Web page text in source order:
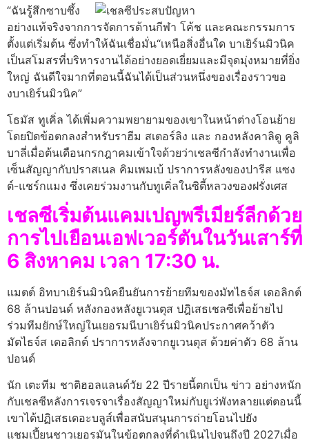
“ฉันรู้สึกซาบซึ้ง
อย่างแท้จริงจากการจัดการด้านกีฬา โค้ช และคณะกรรมการ
ตั้งแต่เริ่มต้น ซึ่งทำให้ฉันเชื่อมั่น“เหนือสิ่งอื่นใด บาเยิร์นมิวนิค
เป็นสโมสรที่บริหารงานได้อย่างยอดเยี่ยมและมีจุดมุ่งหมายที่ยิ่ง
ใหญ่ ฉันดีใจมากที่ตอนนี้ฉันได้เป็นส่วนหนึ่งของเรื่องราวขอ
งบาเยิร์นมิวนิค”
โธมัส ทูเคิ่ล ได้เพิ่มความพยายามของเขาในหน้าต่างโอนย้าย
โดยปิดข้อตกลงสำหรับราฮีม สเตอร์ลิง และ กองหลังคาลิดู คูลิ
บาลี่เมื่อต้นเดือนกรกฎาคมเข้าใจด้วยว่าเชลซีกำลังทำงานเพื่อ
เซ็นสัญญากับปราสเนล คิมเพมเบ้ ปราการหลังของปารีส แซง
ต์-แชร์กแมง ซึ่งเคยร่วมงานกับทูเคิ่ลในซิตี้หลวงของฝรั่งเศส
เชลซีเริ่มต้นแคมเปญพรีเมียร์ลีกด้วย
การไปเยือนเอฟเวอร์ตันในวันเสาร์ที่
6 สิงหาคม เวลา 17:30 น.
แมตต์ อิทบาเยิร์นมิวนิคยืนยันการย้ายทีมของมัทไธจ์ส เดอลิกต์
68 ล้านปอนด์ หลังกองหลังยูเวนตุส ปฎิเสธเชลซีเพื่อย้ายไป
ร่วมทีมยักษ์ใหญ่ในเยอรมนีบาเยิร์นมิวนิคประกาศคว้าตัว
มัตไธจ์ส เดอลิกต์ ปราการหลังจากยูเวนตุส ด้วยค่าตัว 68 ล้าน
ปอนด์
นัก เตะทีม ชาติฮอลแลนด์วัย 22 ปีรายนี้ตกเป็น ข่าว อย่างหนัก
กับเชลซีหลังการเจรจาเรื่องสัญญาใหม่กับยูเว่พังทลายแต่ตอนนี้
เขาได้ปฏิเสธเดอะบลูส์เพื่อสนับสนุนการถ่ายโอนไปยัง
แชมเปี้ยนชาวเยอรมันในข้อตกลงที่ดำเนินไปจนถึงปี 2027เมื่อ